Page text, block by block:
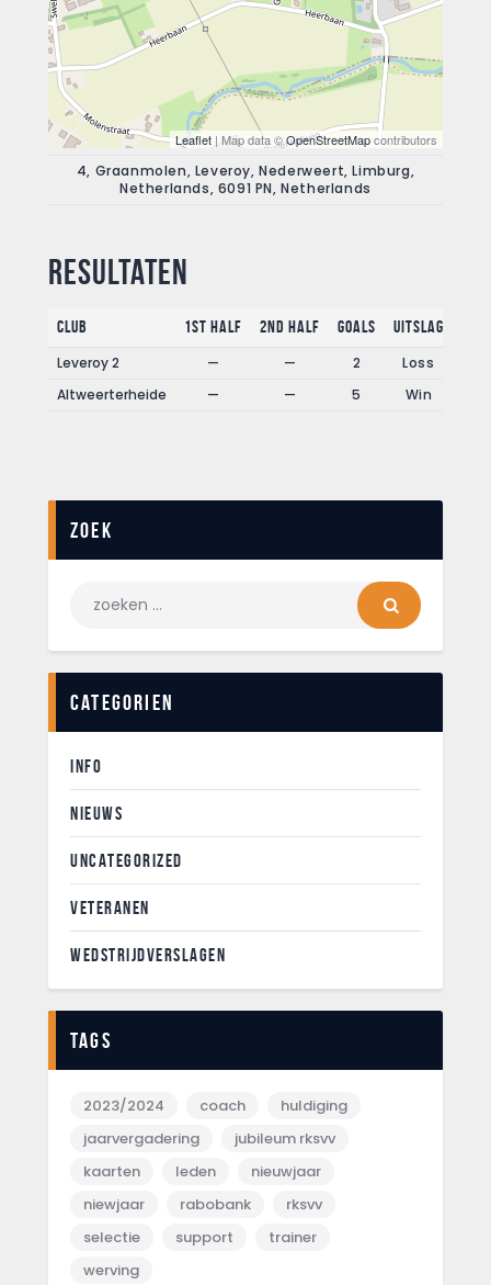
Leaflet | Map data ©OpenStreetMapcontributors
4, Graanmolen, Leveroy, Nederweert, Limburg,
Netherlands, 6091 PN, Netherlands
Resultaten
Club 1st Half 2nd Half Goals
Uitslag
Leveroy 2
— — 2
Loss
Altweerterheide
— — 5 Win
Zoek
Categorien
INFO
NIEUWS
UNCATEGORIZED
VETERANEN
WEDSTRIJDVERSLAGEN
Tags
2023/2024 coach
huldiging
jaarvergadering
jubileum rksvv
kaarten
leden
nieuwjaar
niewjaar
rabobank
rksvv
selectie
support
trainer
werving